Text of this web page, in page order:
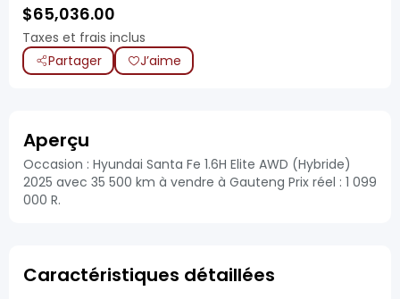
$65,036.00
Taxes et frais inclus
Partager
J’aime
Aperçu
Occasion : Hyundai Santa Fe 1.6H Elite AWD (Hybride)
2025 avec 35 500 km à vendre à Gauteng Prix réel : 1 099
000 R.
Caractéristiques détaillées